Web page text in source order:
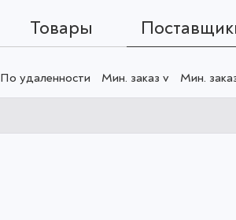
Товары
По удаленности Мин. заказ v Мин.